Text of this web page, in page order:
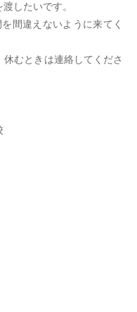
したいです。
間違えないように来てく
むときは連絡してくださ